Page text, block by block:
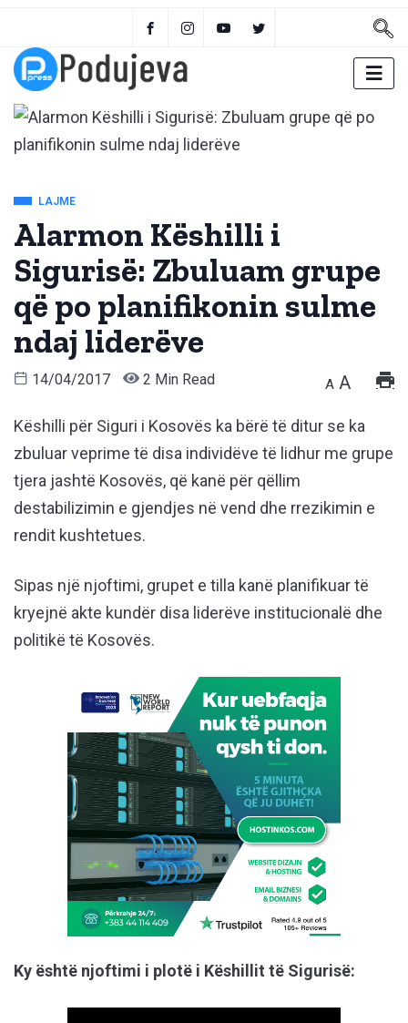
LAJME
Alarmon Këshilli i
Sigurisë: Zbuluam grupe
që po planifikonin sulme
ndaj liderëve
14/04/2017 2 Min Read A A
Këshilli për Siguri i Kosovës ka bërë të ditur se ka
zbuluar veprime të disa individëve të lidhur me grupe
tjera jashtë Kosovës, që kanë për qëllim
destabilizimin e gjendjes në vend dhe rrezikimin e
rendit kushtetues.
Sipas një njoftimi, grupet e tilla kanë planifikuar të
kryejnë akte kundër disa liderëve institucionalë dhe
politikë të Kosovës.
Ky është njoftimi i plotë i Këshillit të Sigurisë: